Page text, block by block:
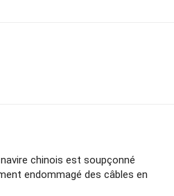
navire chinois est soupçonné
endommagé des câbles en